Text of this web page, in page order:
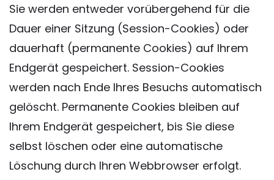
Sie werden entweder vorübergehend für die
Dauer einer Sitzung (Session-Cookies) oder
dauerhaft (permanente Cookies) auf Ihrem
Endgerät gespeichert. Session-Cookies
werden nach Ende Ihres Besuchs automatisch
gelöscht. Permanente Cookies bleiben auf
Ihrem Endgerät gespeichert, bis Sie diese
selbst löschen oder eine automatische
Löschung durch Ihren Webbrowser erfolgt.